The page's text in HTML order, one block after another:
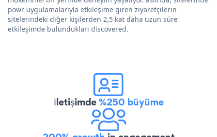
powr uygulamalarıyla etkileşime giren ziyaretçilerin
sitelerindeki diğer kişilerden 2,5 kat daha uzun süre
etkileşimde bulundukları discovered.
İletişimde%250 büyüme